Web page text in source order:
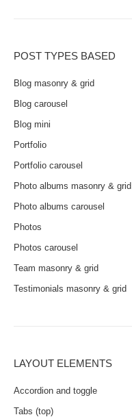
POST TYPES BASED
Blog masonry & grid
Blog carousel
Blog mini
Portfolio
Portfolio carousel
Photo albums masonry & grid
Photo albums carousel
Photos
Photos carousel
Team masonry & grid
Testimonials masonry & grid
LAYOUT ELEMENTS
Accordion and toggle
Tabs (top)